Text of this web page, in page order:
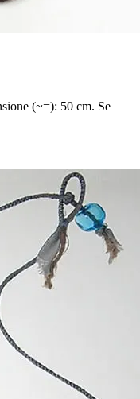
(~=): 50 cm. Se